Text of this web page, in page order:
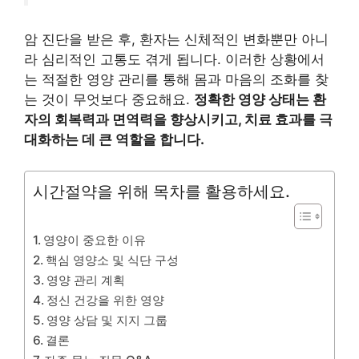
암 진단을 받은 후, 환자는 신체적인 변화뿐만 아니
라 심리적인 고통도 겪게 됩니다. 이러한 상황에서
는 적절한 영양 관리를 통해 몸과 마음의 조화를 찾
는 것이 무엇보다 중요해요. 정확한 영양 상태는 환
자의 회복력과 면역력을 향상시키고, 치료 효과를 극
대화하는 데 큰 역할을 합니다.
시간절약을 위해 목차를 활용하세요.
영양이 중요한 이유
핵심 영양소 및 식단 구성
영양 관리 계획
정신 건강을 위한 영양
영양 상담 및 지지 그룹
결론